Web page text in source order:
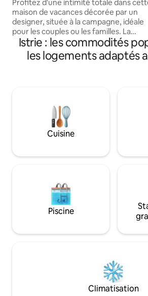
Profitez d'une intimité totale dans
maison de vacances décorée par un
designer, située à la campagne, idéale
pour les couples ou les familles. La
maison fait 109 m2 sur un terrain de
m2. La maison offre deux chambres
confortables avec une salle de bain, un
(1,2 mille) de tous les services. Elle est
située dans le centre de l'Istrie, ce qui en
fait un excellent point de départ pour
explorer toute la péninsule.
Istrie : les commodités
les logements adaptés
Cuisine
Piscine
Climatisation